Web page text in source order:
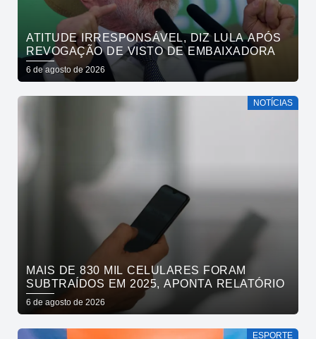
ATITUDE IRRESPONSÁVEL, DIZ LULA APÓS
REVOGAÇÃO DE VISTO DE EMBAIXADORA
6 de agosto de 2026
NOTÍCIAS
MAIS DE 830 MIL CELULARES FORAM
SUBTRAÍDOS EM 2025, APONTA RELATÓRIO
6 de agosto de 2026
ESPORTE